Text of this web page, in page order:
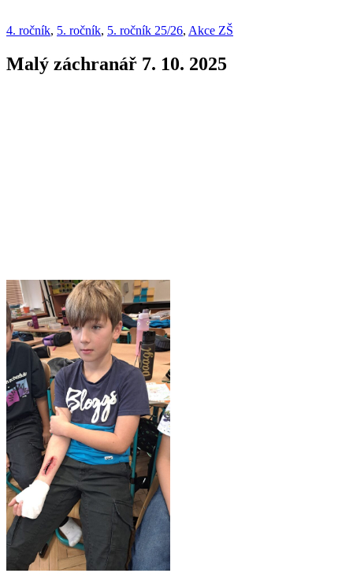
4. ročník, 5. ročník, 5. ročník 25/26, Akce ZŠ
Malý záchranář 7. 10. 2025